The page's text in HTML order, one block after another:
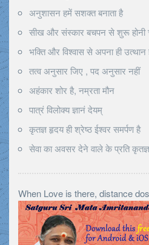
अनुशासन हमें सशक्त बनाता है
सीख और संस्कार बचपन से शुरू होनी
भक्ति और विश्वास से अपना ही उत्थान
तत्व अनुसार जिए , पद अनुसार नहीं
अहंकार शोर है, नम्रता मौन
पात्रं विलोक्य ज्ञानं देयम्
कृतज्ञ हृदय ही श्रेष्ठ ईश्वर समर्पण है
सेवा का अवसर देने वाले के प्रति
When Love is there, distance